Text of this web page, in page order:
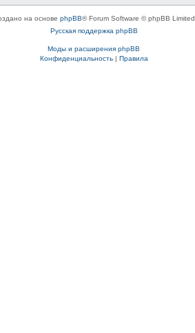
на основе phpBB® Forum Software © phpBB Limited
Русская поддержка phpBB
Моды и расширения phpBB
Конфиденциальность| Правила